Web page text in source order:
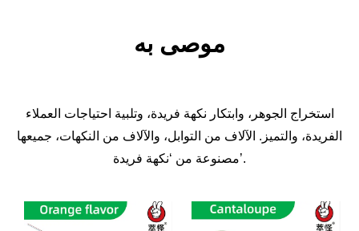
موصى به
استخراج الجوهر، وابتكار نكهة فريدة، وتلبية احتياجات العملاء
الفريدة، والتميز. الآلاف من التوابل، والآلاف من النكهات، جميعها
مصنوعة من ‘نكهة فريدة’.